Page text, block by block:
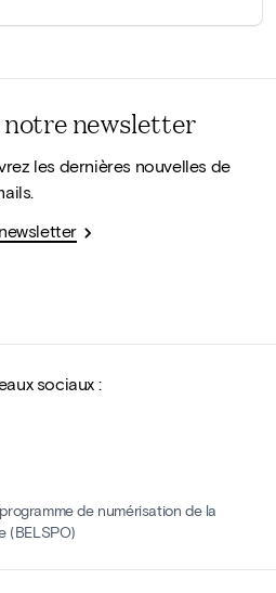
notre newsletter
les dernières nouvelles de
sociaux :
de numérisation de la
(BELSPO)